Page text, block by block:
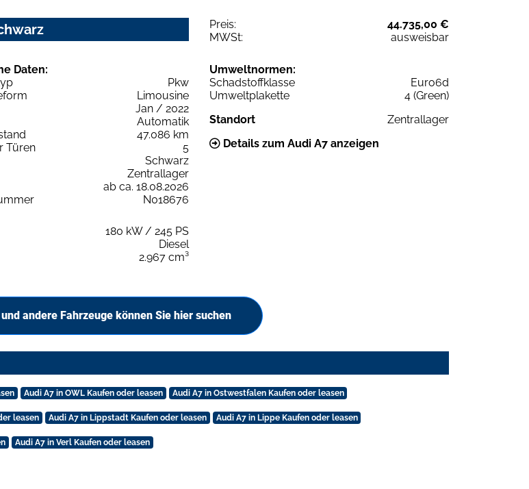
Preis:
44.735,00 €
MWSt:
ausweisbar
Daten:
Pkw
Limousine
Jan / 2022
Automatik
47.086 km
Türen
5
Schwarz
Zentrallager
ab ca. 18.08.2026
N018676
180 kW / 245 PS
Diesel
2.967 cm³
Umweltnormen:
Schadstoffklasse
Euro6d
Umweltplakette
4 (Green)
Standort
Zentrallager
Details zum Audi A7 anzeigen
andere Fahrzeuge können Sie hier suchen
Audi A7 in OWL Kaufen oder leasen Audi A7 in Ostwestfalen Kaufen oder leasen
leasen Audi A7 in Lippstadt Kaufen oder leasen Audi A7 in Lippe Kaufen oder leasen
Audi A7 in Verl Kaufen oder leasen